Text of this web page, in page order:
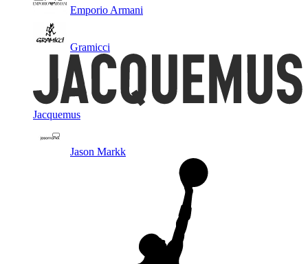
Emporio Armani
Gramicci
Jacquemus
Jason Markk